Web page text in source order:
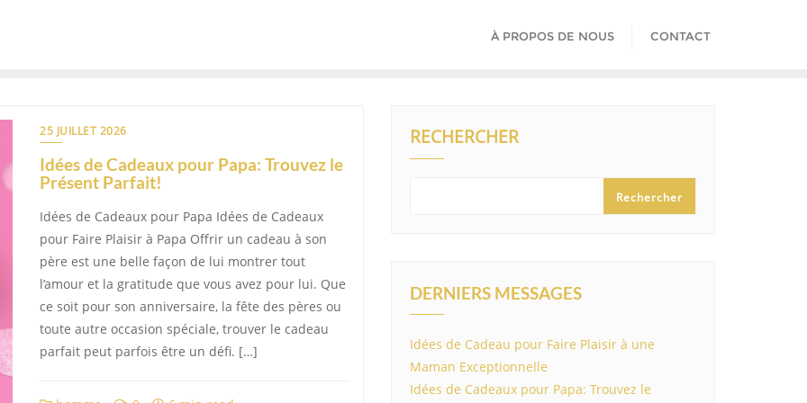
À PROPOS DE NOUS CONTACT
25 JUILLET 2026
Idées de Cadeaux pour Papa: Trouvez le
Présent Parfait!
Idées de Cadeaux pour Papa Idées de Cadeaux
pour Faire Plaisir à Papa Offrir un cadeau à son
père est une belle façon de lui montrer tout
l’amour et la gratitude que vous avez pour lui. Que
ce soit pour son anniversaire, la fête des pères ou
toute autre occasion spéciale, trouver le cadeau
parfait peut parfois être un défi. […]
RECHERCHER
Rechercher
DERNIERS MESSAGES
Idées de Cadeau pour Faire Plaisir à une
Maman Exceptionnelle
Idées de Cadeaux pour Papa: Trouvez le